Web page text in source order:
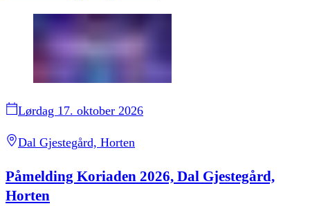
Lørdag 17. oktober 2026
Dal Gjestegård, Horten
Påmelding Koriaden 2026, Dal Gjestegård,
Horten